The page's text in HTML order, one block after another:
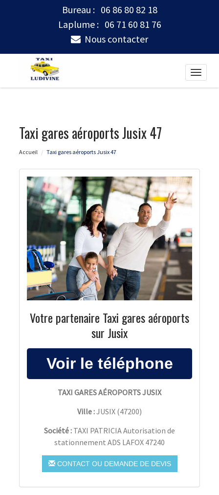
Bureau : 06 86 80 82 18
Laplume : 06 71 60 81 76
Nous contacter
Toggle
Taxi gares aéroports Jusix 47
Accueil Taxi gares aéroports Jusix 47
Votre partenaire Taxi gares aéroports
sur Jusix
TAXI GARES AÉROPORTS JUSIX
Ville :JUSIX (47200)
Société : TAXI PATRICIA Autorisation de
stationnement ADS LAFOX 47240
CONTACT OU DEMANDE DE DEVIS